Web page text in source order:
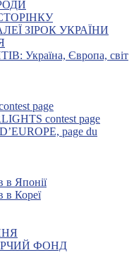
ЗІРОК УКРАЇНИ
Україна, Європа, світ
page
contest page
page du
в Японії
в Кореї
ФОНД